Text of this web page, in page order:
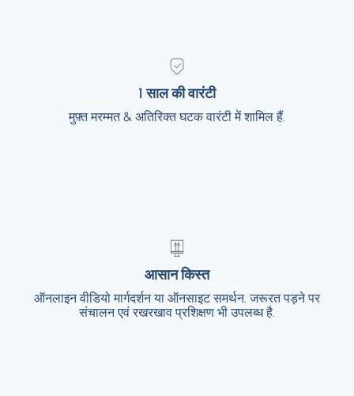
1 साल की वारंटी
मुफ़्त मरम्मत & अतिरिक्त घटक वारंटी में शामिल हैं.
1 साल की वारंटी
मुफ़्त मरम्मत & अतिरिक्त घटक वारंटी में शामिल हैं.
आसान किस्त
ऑनलाइन वीडियो मार्गदर्शन या ऑनसाइट समर्थन. जरूरत पड़ने पर
संचालन एवं रखरखाव प्रशिक्षण भी उपलब्ध है.
आसान किस्त
ऑनलाइन वीडियो मार्गदर्शन या ऑनसाइट समर्थन. जरूरत
पड़ने पर संचालन एवं रखरखाव प्रशिक्षण भी उपलब्ध है.